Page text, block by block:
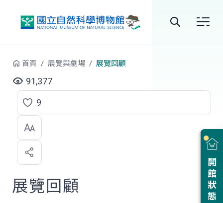
尋
開館狀態
首頁 展覽與劇場 展覽回顧
91,377
點
選
喜
歡
9
展覽回顧